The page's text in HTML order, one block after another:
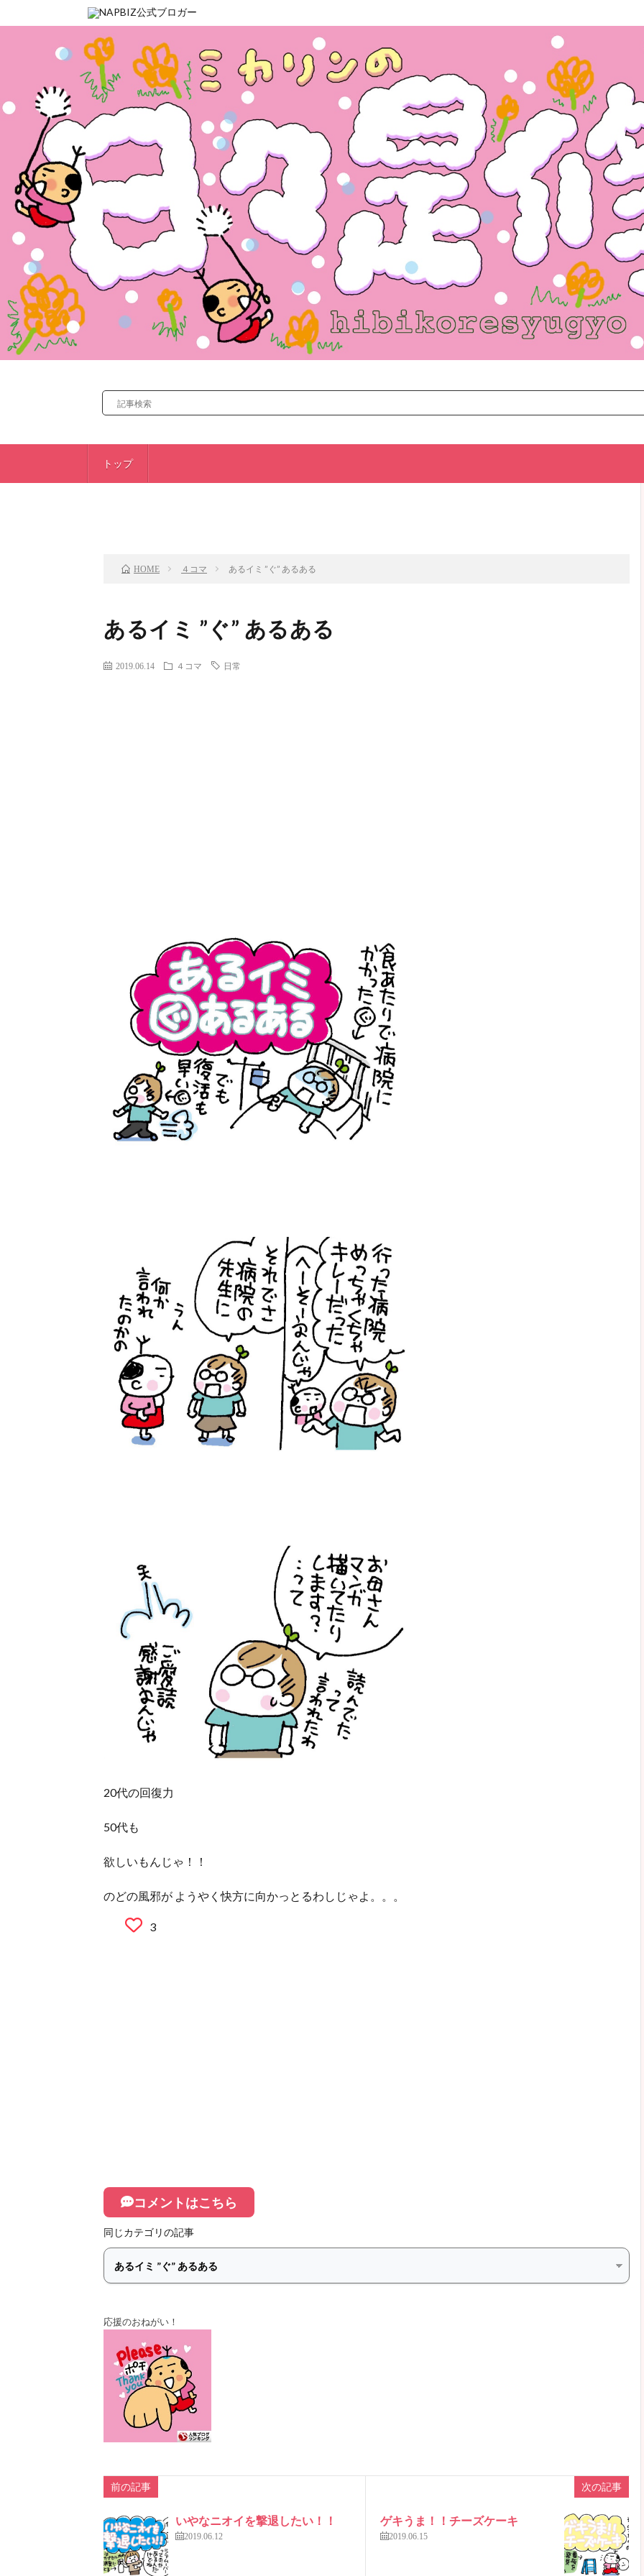
トップ
HOME ４コマ あるイミ ”ぐ” あるある
あるイミ ”ぐ” あるある
2019.06.14 ４コマ 日常
20代の回復力
50代も
欲しいもんじゃ！！
のどの風邪が ようやく快方に向かっとるわしじゃよ。。。
3
コメントはこちら
同じカテゴリの記事
応援のおねがい！
前の記事
いやなニオイを撃退したい！！
2019.06.12
次の記事
ゲキうま！！チーズケーキ
2019.06.15